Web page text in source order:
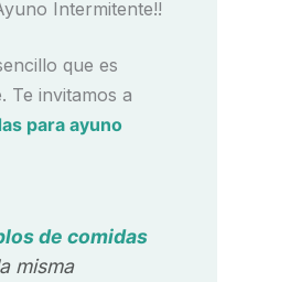
Intermitente!!
que es
Te invitamos a
para ayuno
de comidas
misma